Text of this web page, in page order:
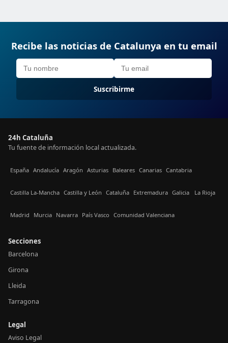
Recibe las noticias de Catalunya en tu email
Suscribirme
24h Cataluña
Tu fuente de información local actualizada.
España Andalucía Aragón Asturias Baleares Canarias Cantabria
Castilla La-Mancha Castilla y León Cataluña Extremadura Galicia La Rioja
Madrid Murcia Navarra País Vasco Comunidad Valenciana
Secciones
Barcelona
Girona
Lleida
Tarragona
Legal
Aviso Legal